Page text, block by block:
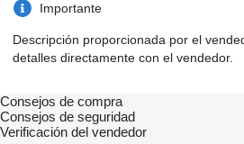
Importante
Descripción proporcionada por el
detalles directamente con el vendedor.
Consejos de compra
Consejos de seguridad
Verificación del vendedor